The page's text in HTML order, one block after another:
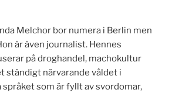
Melchor bor numera i Berlin men
är även journalist. Hennes
på droghandel, machokultur
ständigt närvarande våldet i
språket som är fyllt av svordomar,